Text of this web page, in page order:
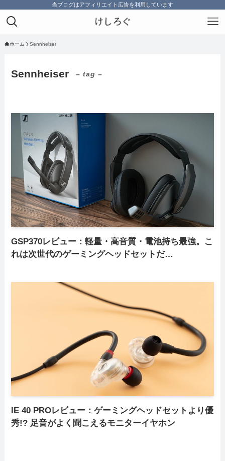
当ブログはアフィリエイト広告を利用しています
ホーム Sennheiser
Sennheiser – tag –
GSP370レビュー：軽量・高音質・電池持ち最強。こ
れは次世代のゲーミングヘッドセットだ…
IE 40 PROレビュー：ゲーミングヘッドセットより優
秀!? 足音がよく聞こえるモニターイヤホン